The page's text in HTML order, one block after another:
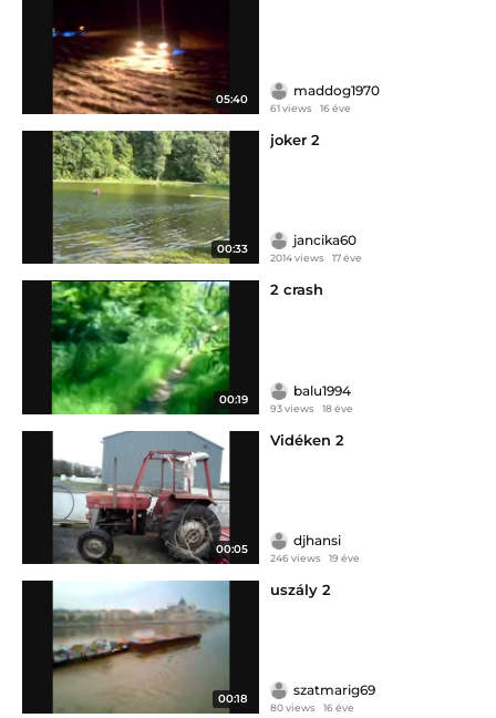
05:40
maddog1970
61 views 16 éve
00:33
joker 2
jancika60
2014 views 17 éve
00:19
2 crash
balu1994
93 views 18 éve
00:05
Vidéken 2
djhansi
246 views 19 éve
00:18
uszály 2
szatmarig69
80 views 16 éve